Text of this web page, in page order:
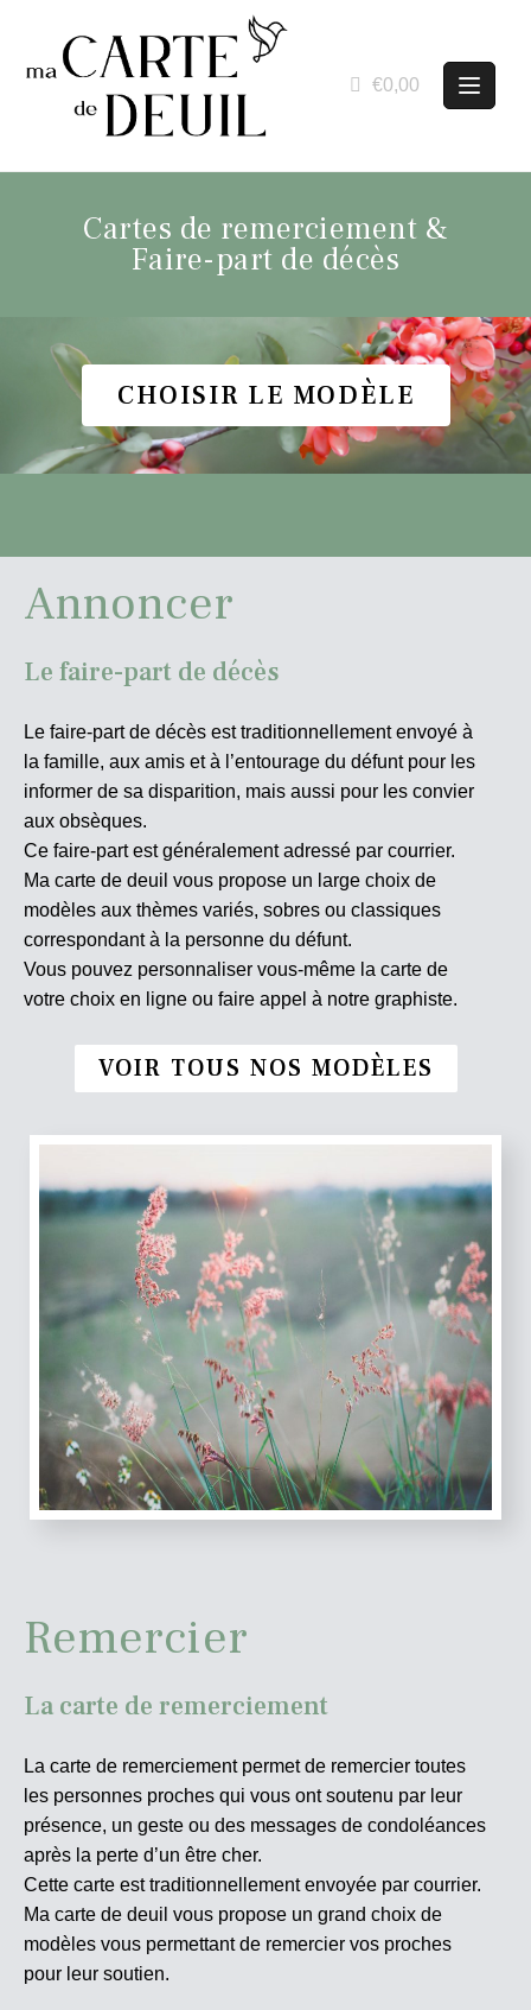
€0,00
Cartes de remerciement &
Faire-part de décès
CHOISIR LE MODÈLE
Annoncer
Le faire-part de décès
Le faire-part de décès est traditionnellement envoyé à
la famille, aux amis et à l’entourage du défunt pour les
informer de sa disparition, mais aussi pour les convier
aux obsèques.
Ce faire-part est généralement adressé par courrier.
Ma carte de deuil vous propose un large choix de
modèles aux thèmes variés, sobres ou classiques
correspondant à la personne du défunt.
Vous pouvez personnaliser vous-même la carte de
votre choix en ligne ou faire appel à notre graphiste.
VOIR TOUS NOS MODÈLES
Remercier
La carte de remerciement
La carte de remerciement permet de remercier toutes
les personnes proches qui vous ont soutenu par leur
présence, un geste ou des messages de condoléances
après la perte d’un être cher.
Cette carte est traditionnellement envoyée par courrier.
Ma carte de deuil vous propose un grand choix de
modèles vous permettant de remercier vos proches
pour leur soutien.